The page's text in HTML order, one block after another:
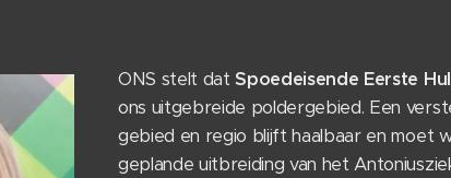
ONS stelt datSpoedeisende Eerste
ons uitgebreide poldergebied. Een
gebied en regio blijft haalbaar en moet
geplande uitbreiding van het